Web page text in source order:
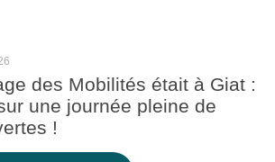
des Mobilités était à Giat :
une journée pleine de
!